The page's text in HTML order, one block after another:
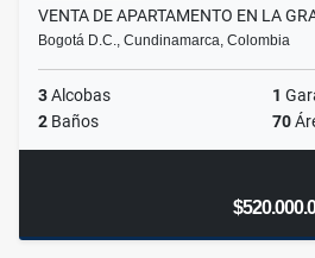
VENTA DE APARTAMENTO EN LA
Bogotá D.C., Cundinamarca, Colombia
3Alcobas 1
2 Baños 70